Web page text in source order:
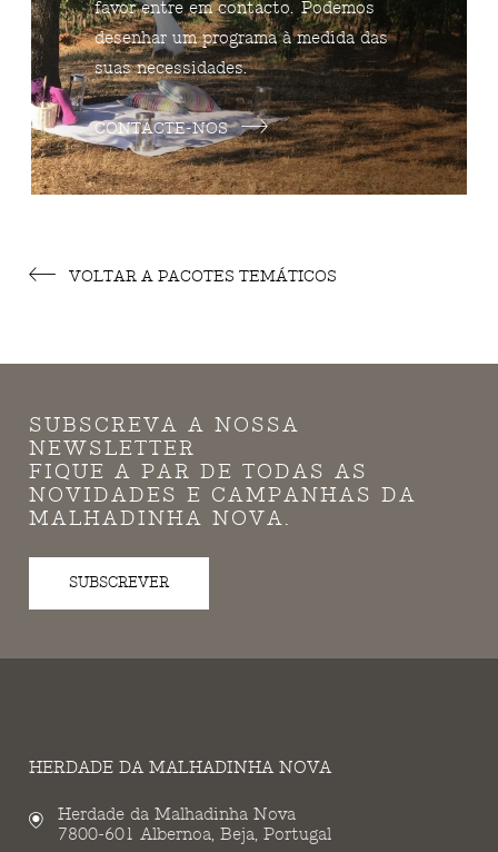
favor entre em contacto. Podemos
desenhar um programa à medida das
suas necessidades.
CONTACTE-NOS
VOLTAR A PACOTES TEMÁTICOS
SUBSCREVA A NOSSA
NEWSLETTER
FIQUE A PAR DE TODAS AS
NOVIDADES E CAMPANHAS DA
MALHADINHA NOVA.
SUBSCREVER
HERDADE DA MALHADINHA NOVA
Herdade da Malhadinha Nova
7800-601 Albernoa, Beja, Portugal